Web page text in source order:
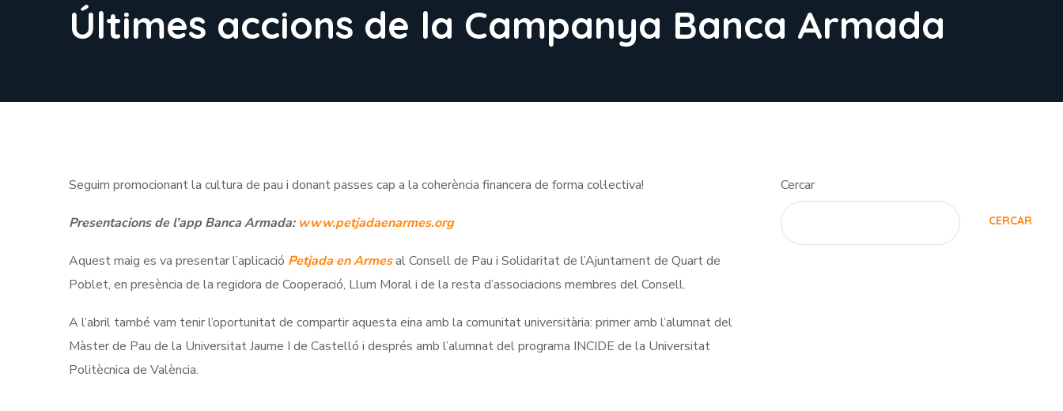
Últimes accions de la Campanya Banca Armada
Seguim promocionant la cultura de pau i donant passes cap a la coherència financera de forma col·lectiva!
Presentacions de l’app Banca Armada: www.petjadaenarmes.org
Aquest maig es va presentar l’aplicació Petjada en Armesal Consell de Pau i Solidaritat de l’Ajuntament de Quart de
Poblet, en presència de la regidora de Cooperació, Llum Moral i de la resta d’associacions membres del Consell.
A l’abril també vam tenir l’oportunitat de compartir aquesta eina amb la comunitat universitària: primer amb l’alumnat del
Màster de Pau de la Universitat Jaume I de Castelló i després amb l’alumnat del programa INCIDE de la Universitat
Politècnica de València.
Cercar
CERCAR